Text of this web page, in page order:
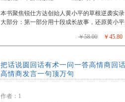
本书聚焦锐仕方达创始人黄小平的草根逆袭实
大部分：第一部分用十段成长故事，还原黄小
￥58.00 ￥45.80
把话说圆回话有术一问一答高情商回
高情商发言一句顶万句
作者：1